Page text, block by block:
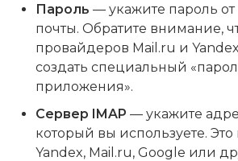
Пароль — укажите пароль
почты. Обратите внимание,
провайдеров Mail.ru и
создать специальный
приложения».
Сервер IMAP — укажите
который вы используете.
Yandex, Mail.ru, Google или